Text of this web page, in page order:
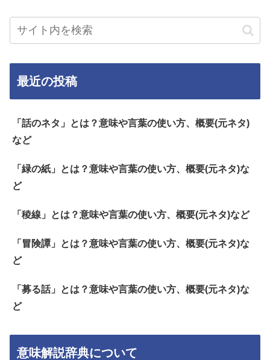
最近の投稿
「話のネタ」とは？意味や言葉の使い方、概要(元ネタ)
など
「緑の紙」とは？意味や言葉の使い方、概要(元ネタ)な
ど
「稜線」とは？意味や言葉の使い方、概要(元ネタ)など
「冒険譚」とは？意味や言葉の使い方、概要(元ネタ)な
ど
「募る話」とは？意味や言葉の使い方、概要(元ネタ)な
ど
意味解説辞典について